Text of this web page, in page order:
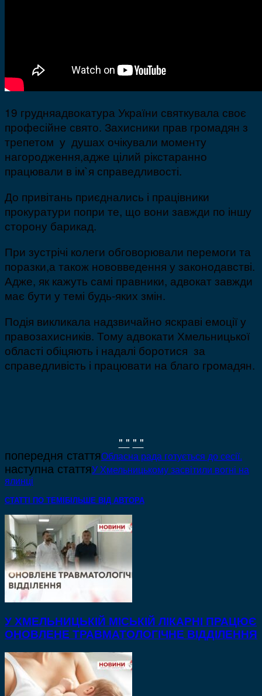
19 грудняадвокатура України святкувала своє
професійне свято. Захисники прав громадян з
трепетом у душах очікували моменту
нагородження,адже цілий рікстаранно
працювали в ім`я справедливості.
До привітань приєднались і працівники
прокуратури попри те, що вони завжди по іншу
сторону барикад.
При зустрічі колеги обговорювали перемоги та
поразки,а також нововведення у законодавстві.
Адже, як кажуть самі правники, адвокат завжди
має бути у темі будь-яких змін.
Подія викликала надзвичайно яскраві емоції у
правозахисників. Тому адвокати Хмельницької
області обіцяють і надалі боротися за
справедливість і працювати на благо громадян.
" " " "
попередня статтяОбласна рада готується до сесії.
наступна статтяУ Хмельницькому засвітили вогні на
ялинці
СТАТТІ ПО ТЕМІ БІЛЬШЕ ВІД АВТОРА
У ХМЕЛЬНИЦЬКІЙ МІСЬКІЙ ЛІКАРНІ ПРАЦЮЄ
ОНОВЛЕНЕ ТРАВМАТОЛОГІЧНЕ ВІДДІЛЕННЯ